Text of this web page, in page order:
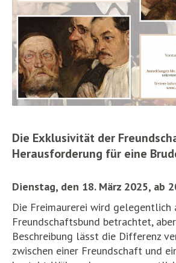
Die Exklusivität der
Herausforderung für eine
Dienstag, den 18. März 2025, ab
Die Freimaurerei wird gelegentlich
Freundschaftsbund betrachtet,
Beschreibung lässt die Differenz
zwischen einer Freundschaft und